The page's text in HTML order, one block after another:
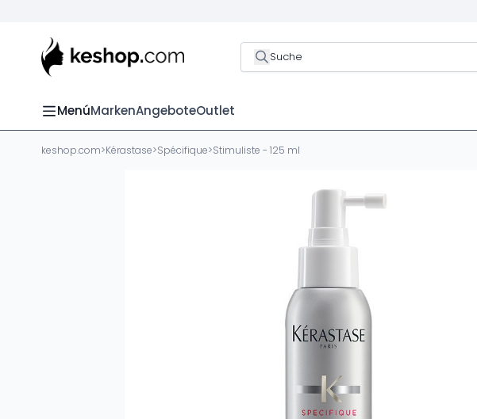
Suche
MenúMarkenAngeboteOutlet
keshop.com>Kérastase>Spécifique>Stimuliste - 125 ml